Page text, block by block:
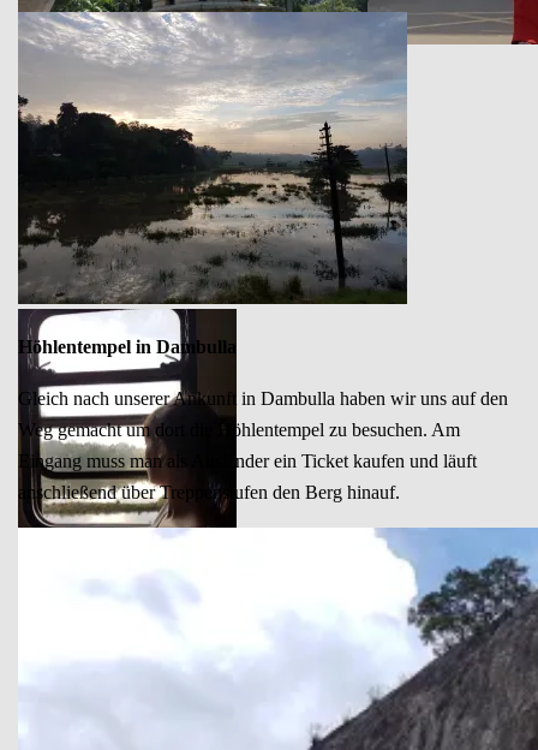
Höhlentempel in Dambulla
Gleich nach unserer Ankunft in Dambulla haben wir uns auf den
Weg gemacht um dort die Höhlentempel zu besuchen. Am
Eingang muss man als Ausländer ein Ticket kaufen und läuft
anschließend über Treppenstufen den Berg hinauf.